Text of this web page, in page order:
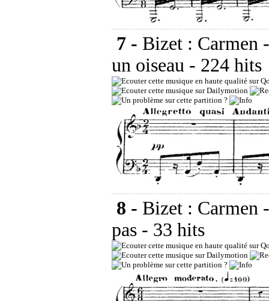
7 - Bizet : Carmen
un oiseau - 224 hits
8 - Bizet : Carmen
pas - 33 hits